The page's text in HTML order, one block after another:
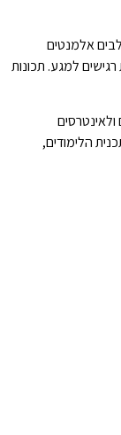
אלמנטים
למגע. תכונות
ולאינטרסים
הלימודים,